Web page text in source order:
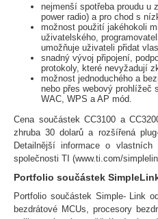
nejmenší spotřeba proudu u
power radio) a pro chod s
možnost použití jakéhokoli
uživatelského,
umožňuje uživateli přidat
snadný vývoj připojení,
protokoly, které nevyžadují
možnost jednoduchého a
nebo přes webový
WAC, WPS a AP mód.
Cena součástek CC3100 a
zhruba 30 dolarů a rozšířená
Detailnější informace o
společnosti TI (www.ti.com/
Portfolio součástek
Portfolio součástek Simple- Link
bezdrátové MCUs, procesory